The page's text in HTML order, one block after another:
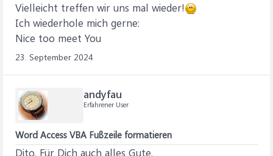
Vielleicht treffen wir uns mal wieder!
Ich wiederhole mich gerne:
Nice too meet You
23. September 2024
andyfau
Erfahrener User
Word Access VBA Fußzeile formatieren
Dito. Für Dich auch alles Gute.